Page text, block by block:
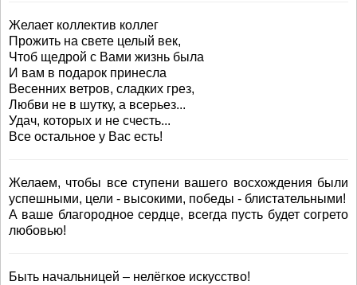
Желает коллектив коллег
Прожить на свете целый век,
Чтоб щедрой с Вами жизнь была
И вам в подарок принесла
Весенних ветров, сладких грез,
Любви не в шутку, а всерьез...
Удач, которых и не счесть...
Все остальное у Вас есть!
Желаем, чтобы все ступени вашего восхождения были
успешными, цели - высокими, победы - блистательными!
А ваше благородное сердце, всегда пусть будет согрето
любовью!
Быть начальницей – нелёгкое искусство!